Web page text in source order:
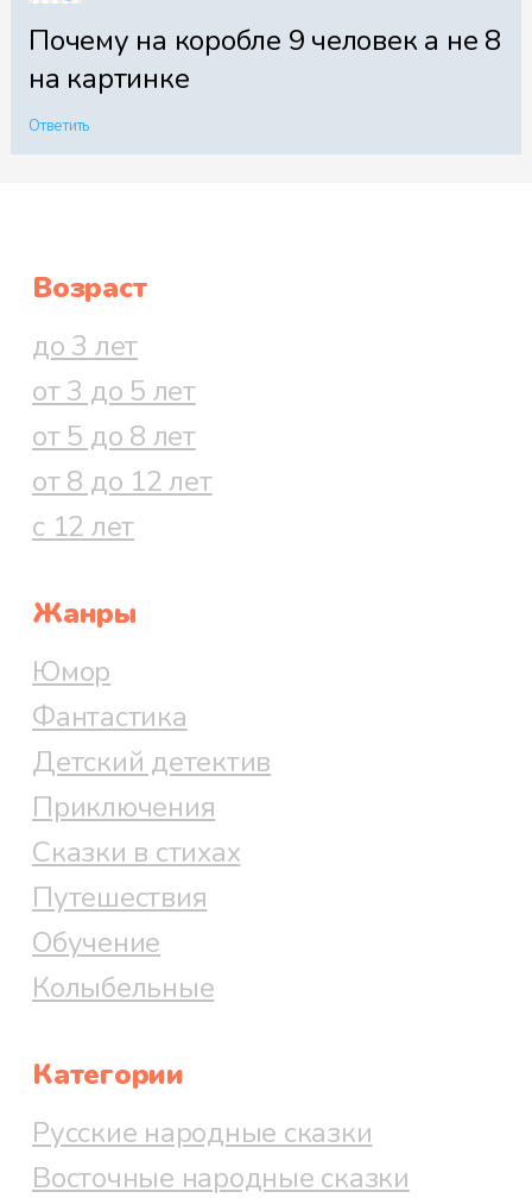
Почему на коробле 9 человек а не 8
на картинке
Ответить
Возраст
до 3 лет
от 3 до 5 лет
от 5 до 8 лет
от 8 до 12 лет
с 12 лет
Жанры
Юмор
Фантастика
Детский детектив
Приключения
Сказки в стихах
Путешествия
Обучение
Колыбельные
Категории
Русские народные сказки
Восточные народные сказки